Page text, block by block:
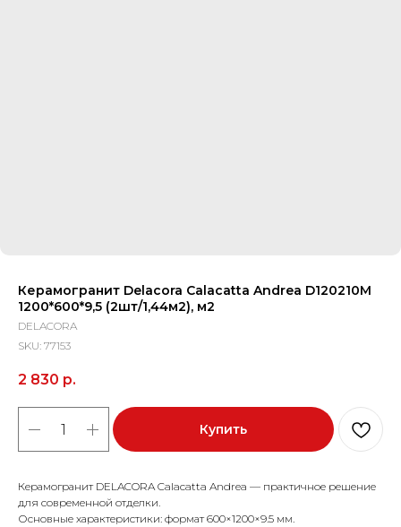
Керамогранит Delacora Calacatta Andrea D120210M
1200*600*9,5 (2шт/1,44м2), м2
DELACORA
SKU: 77153
2 830 р.
Купить
Керамогранит DELACORA Calacatta Andrea — практичное решение
для современной отделки.
Основные характеристики: формат 600×1200×9.5 мм.